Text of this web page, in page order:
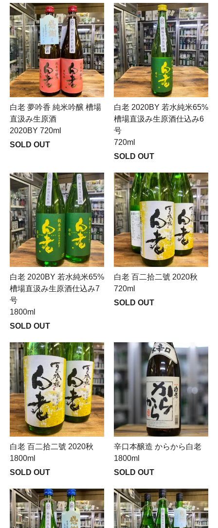
白老 夢吟香 純米吟醸 槽場
直汲み生原酒
2020BY 720ml
SOLD OUT
白老 2020BY 若水純米65%
槽場直汲み生原酒仕込み6
号
720ml
SOLD OUT
白老 2020BY 若水純米65%
槽場直汲み生原酒仕込み7
号
1800ml
SOLD OUT
白老 百二拾二號 2020秋
720ml
SOLD OUT
白老 百二拾二號 2020秋
1800ml
SOLD OUT
辛口本醸造 からから白老
1800ml
SOLD OUT